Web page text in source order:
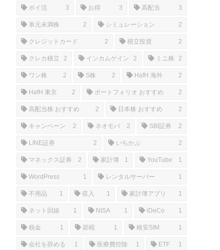
ポイ活 3 お得 3 高配当 3
単元未満株 2 シミュレーション 2
クレジットカード 2 積立投資 2
クレカ積立 2 インカムゲイン 2 ミニ株 2
ワン株 2 S株 2 HafH 海外 2
HafH 東京 2 ポートフォリオ おすすめ 2
高配当株 おすすめ 2 日本株 おすすめ 2
キャンペーン 2 ネオモバ 2 SBI証券 2
LINE証券 2 いちかぶ 2
マネックス証券 2 家計簿 1 YouTube 1
WordPress 1 レンタルサーバー 1
不用品 1 収入 1 家計簿アプリ 1
ネット回線 1 NISA 1 iDeCo 1
税金 1 節税 1 格安SIM 1
会社を辞める 1 医療費控除 1 ETF 1